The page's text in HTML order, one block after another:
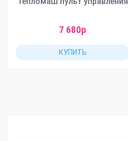
7 680р
КУПИТЬ